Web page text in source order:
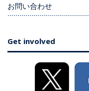
お問い合わせ
Get involved